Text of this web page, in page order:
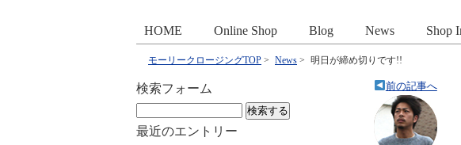
HOME Online Shop Blog News Shop
モーリークロージングTOP > News > 明日が締め切りです!!
前の記事へ
検索フォーム
索:
最近のエントリー